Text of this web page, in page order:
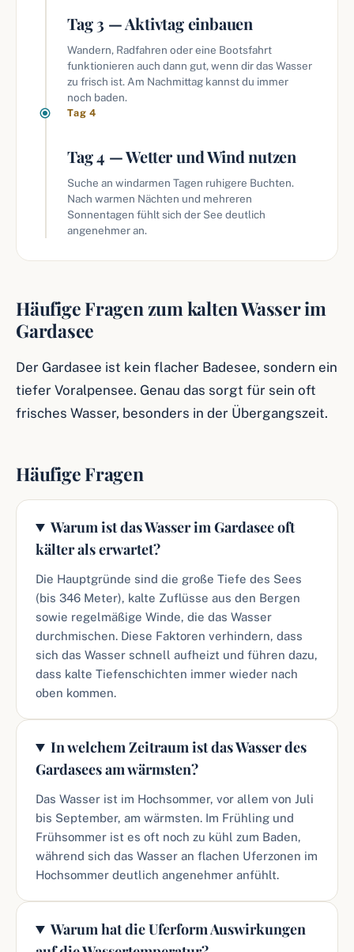
Tag 3 — Aktivtag einbauen
Wandern, Radfahren oder eine Bootsfahrt
funktionieren auch dann gut, wenn dir das Wasser
zu frisch ist. Am Nachmittag kannst du immer
noch baden.
Tag 4
Tag 4 — Wetter und Wind nutzen
Suche an windarmen Tagen ruhigere Buchten.
Nach warmen Nächten und mehreren
Sonnentagen fühlt sich der See deutlich
angenehmer an.
Häufige Fragen zum kalten Wasser im
Gardasee
Der Gardasee ist kein flacher Badesee, sondern ein
tiefer Voralpensee. Genau das sorgt für sein oft
frisches Wasser, besonders in der Übergangszeit.
Häufige Fragen
Warum ist das Wasser im Gardasee oft
kälter als erwartet?
Die Hauptgründe sind die große Tiefe des Sees
(bis 346 Meter), kalte Zuflüsse aus den Bergen
sowie regelmäßige Winde, die das Wasser
durchmischen. Diese Faktoren verhindern, dass
sich das Wasser schnell aufheizt und führen dazu,
dass kalte Tiefenschichten immer wieder nach
oben kommen.
In welchem Zeitraum ist das Wasser des
Gardasees am wärmsten?
Das Wasser ist im Hochsommer, vor allem von Juli
bis September, am wärmsten. Im Frühling und
Frühsommer ist es oft noch zu kühl zum Baden,
während sich das Wasser an flachen Uferzonen im
Hochsommer deutlich angenehmer anfühlt.
Warum hat die Uferform Auswirkungen